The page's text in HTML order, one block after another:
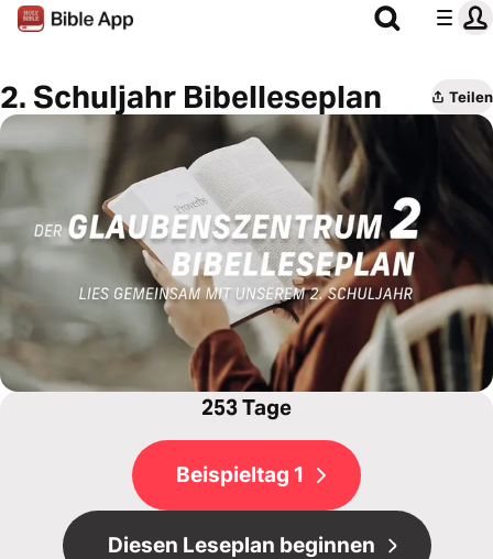
2. Schuljahr Bibelleseplan Teilen
253 Tage
Beispieltag 1
Diesen Leseplan beginnen